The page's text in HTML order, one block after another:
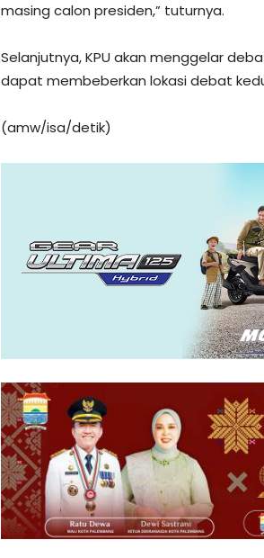
masing calon presiden,” tuturnya.
Selanjutnya, KPU akan menggelar
dapat membeberkan lokasi debat
(amw/isa/detik)